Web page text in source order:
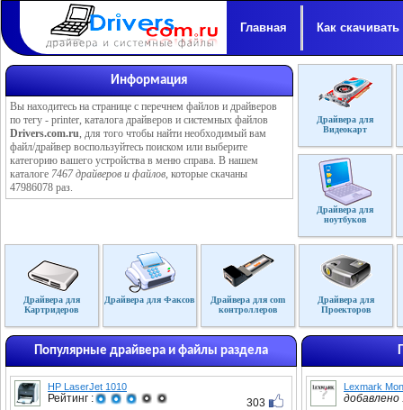
Главная Как скачивать
Информация
Вы находитесь на странице с перечнем файлов и драйверов
по тегу - printer, каталога драйверов и системных файлов
Drivers.com.ru, для того чтобы найти необходимый вам
файл/драйвер воспользуйтесь поиском или выберите
категорию вашего устройства в меню справа. В нашем
каталоге 7467 драйверов и файлов, которые скачаны
47986078 раз.
Драйвера для
Видеокарт
Драйвера для
ноутбуков
Драйвера для
Картридеров
Драйвера для Факсов
Драйвера для com
контроллеров
Драйвера для
Проекторов
Популярные драйвера и файлы раздела
HP LaserJet 1010
Рейтинг : 303
Lexmark
добавлено